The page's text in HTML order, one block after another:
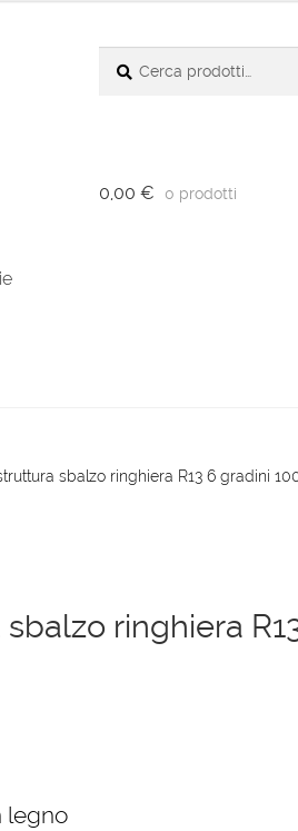
0,00 € 0 prodotti
sbalzo ringhiera R13 6 gradini
ringhiera
legno